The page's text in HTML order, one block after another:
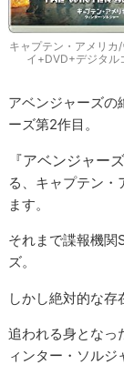
キャプテン・アメリ
イ+DVD+デジタ
アベンジャーズの
ーズ第2作目。
『アベンジャー
る、キャプテン・
ます。
それまで諜報機関
ズ。
しかし絶対的な存
追われる身となっ
ィンター・ソルジ